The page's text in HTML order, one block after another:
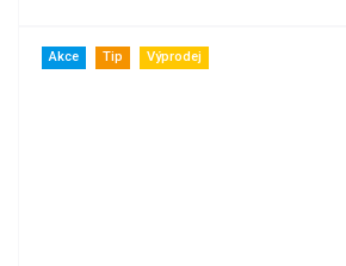
Akce Tip Výprodej